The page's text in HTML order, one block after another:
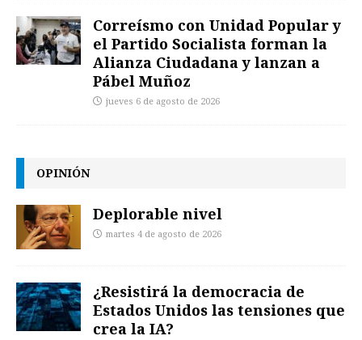
Correísmo con Unidad Popular y
el Partido Socialista forman la
Alianza Ciudadana y lanzan a
Pábel Muñoz
jueves 6 de agosto de 2026
OPINIÓN
Deplorable nivel
martes 4 de agosto de 2026
¿Resistirá la democracia de
Estados Unidos las tensiones que
crea la IA?